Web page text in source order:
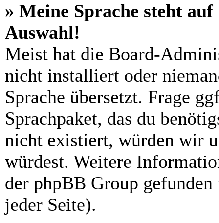
» Meine Sprache steht
Auswahl!
Meist hat die Board-
nicht installiert oder
Sprache übersetzt. Frage
Sprachpaket, das du
nicht existiert, würden wir
würdest. Weitere
der phpBB Group
jeder Seite).